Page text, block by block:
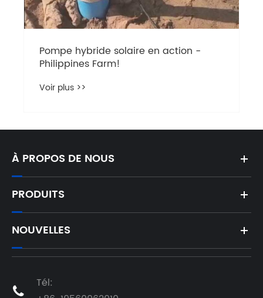
Pompe hybride solaire en action -
Philippines Farm!
Voir plus >>
À PROPOS DE NOUS
PRODUITS
NOUVELLES

Tél: